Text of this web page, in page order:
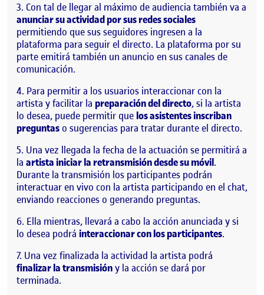
Con tal de llegar al máximo de audiencia también va a
anunciar su actividad por sus redes sociales
permitiendo que sus seguidores ingresen a la
plataforma para seguir el directo. La plataforma por su
parte emitirá también un anuncio en sus canales de
comunicación.
Para permitir a los usuarios interaccionar con la
artista y facilitar la preparación del directo, si la artista
lo desea, puede permitir que los asistentes inscriban
preguntaso sugerencias para tratar durante el directo.
Una vez llegada la fecha de la actuación se permitirá a
la artista iniciar la retransmisión desde su móvil.
Durante la transmisión los participantes podrán
interactuar en vivo con la artista participando en el chat,
enviando reacciones o generando preguntas.
Ella mientras, llevará a cabo la acción anunciada y si
lo desea podrá interaccionar con los participantes.
Una vez finalizada la actividad la artista podrá
finalizar la transmisióny la acción se dará por
terminada.